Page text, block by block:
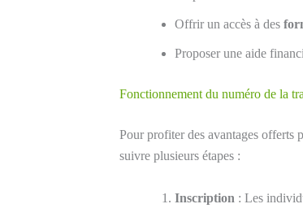
Offrir un accès à des
Proposer une aide
Fonctionnement du numéro de la
Pour profiter des avantages offerts
suivre plusieurs étapes :
Inscription : Les